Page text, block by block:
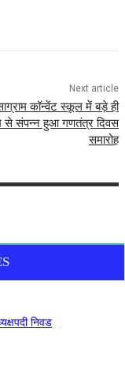
Next article
कॉन्वेंट स्कूल में बड़े ही
से संपन्न हुआ गणतंत्र दिवस
समारोह
निवड